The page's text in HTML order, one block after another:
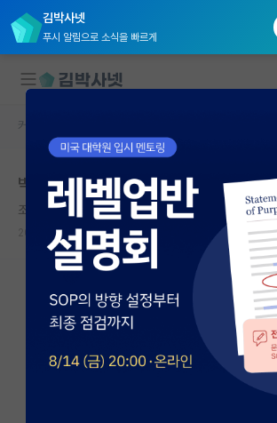
김박사넷
푸시 알림으로 소식을 빠르게
대학원생 모집
국내대학원 정보
연구실&오픈랩
커뮤니티
커뮤니티 홈
전체글보기
베스트 게시판
커뮤니티 홈
박사 취직 시 경력 질문
조용한 제임스 와트
2024.08.30 3 1276